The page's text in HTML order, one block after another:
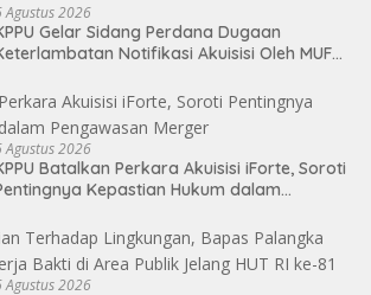
Agustus 2026
Gelar Sidang Perdana Dugaan
Notifikasi Akuisisi Oleh MUFG
Agustus 2026
Batalkan Perkara Akuisisi iForte, Soroti
Kepastian Hukum dalam
Agustus 2026